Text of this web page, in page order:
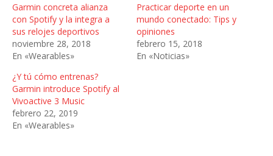
n
d
o
.
.
.
Garmin concreta alianza
con Spotify y la integra a
sus relojes deportivos
noviembre 28, 2018
En «Wearables»
Practicar deporte en un
mundo conectado: Tips y
opiniones
febrero 15, 2018
En «Noticias»
¿Y tú cómo entrenas?
Garmin introduce Spotify al
Vivoactive 3 Music
febrero 22, 2019
En «Wearables»